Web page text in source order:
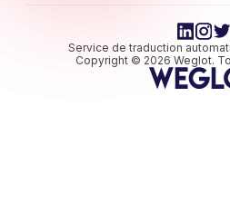
Service de traduction
Copyright © 2026 Weglot.